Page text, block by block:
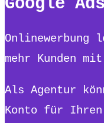
Onlinewerbung
mehr Kunden
Als Agentur
Konto für